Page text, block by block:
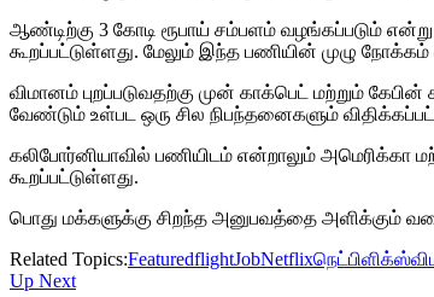
ஆண்டிற்கு 3 கோடி ரூபாய் சம்பளம் வழங்கப்படும்
கூறப்பட்டுள்ளது. மேலும் இந்த பணியின் முழு
விமானம் புறப்படுவதற்கு முன் காக்பெட் மற்றும்
வேண்டும் உள்பட ஒரு சில நிபந்தனைகளும்
கலிபோர்னியாவில் பணியிடம் என்றாலும் அமெரிக்கா
கூறப்பட்டுள்ளது.
பொது மக்களுக்கு சிறந்த அனுபவத்தை அளிக்கும்
Related Topics:FeaturedflightJobNetflixநெட்பிளிக்ஸ்
Up Next